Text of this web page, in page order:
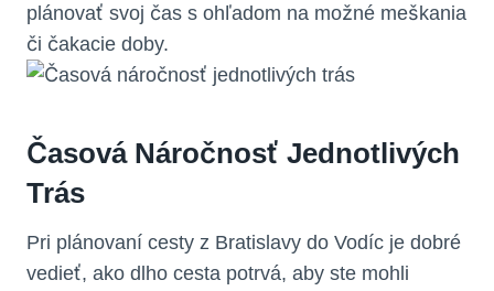
plánovať svoj čas s ohľadom na možné meškania
či čakacie doby.
Časová Náročnosť Jednotlivých
Trás
Pri plánovaní cesty z Bratislavy do Vodíc je dobré
vedieť, ako dlho cesta potrvá, aby ste mohli